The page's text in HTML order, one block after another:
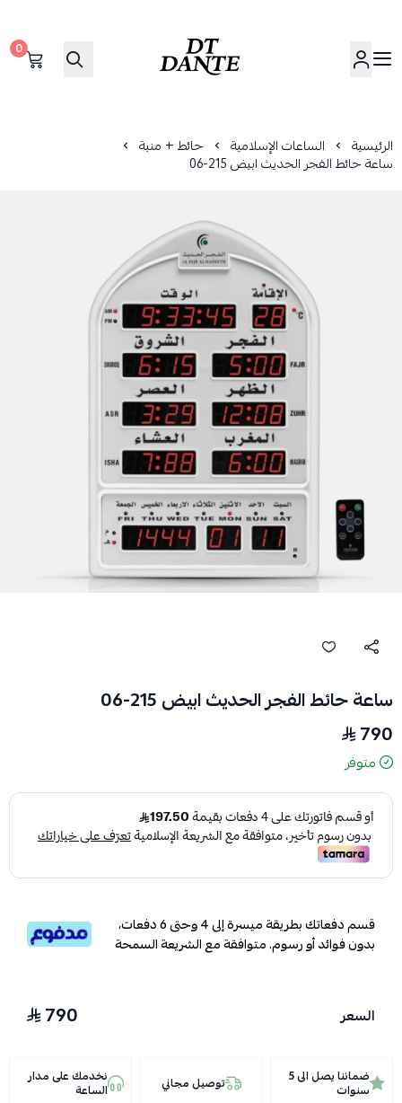
دانتي | DANTE
0
الرئيسية الساعات الإسلامية حائط + منبة
ساعة حائط الفجر الحديث ابيض 215-06
ساعة حائط الفجر الحديث ابيض 215-06
790
متوفر
قسم دفعاتك بطريقة ميسرة إلى 4 وحتى 6 دفعات،
بدون فوائد أو رسوم. متوافقة مع الشريعة السمحة
السعر 790
ضماننا يصل الى 5
سنوات توصيل مجاني نخدمك على مدار
الساعة